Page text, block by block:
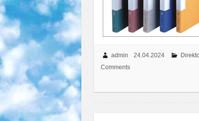
admin 24.04.2024
Comments